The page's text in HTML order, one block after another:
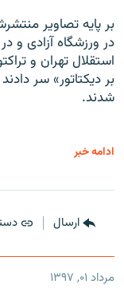
بر پایه تصاویر
در ورزشگاه آزادی و
استقلال تهران و
بر دیکتاتور» سر
شدند.
ادامه خبر
ارسال
مرداد ۰۱, ۱۳۹۷